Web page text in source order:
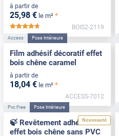
à partir de
25,98 € le m² *
*****
BOIS2-2119
Access Pose Intérieure
Film adhésif décoratif effet
bois chêne caramel
à partir de
18,04 € le m² *
ACCESS-7012
Nouveauté
Pvc Free Pose Intérieure
🍃 Revêtement adhésif
effet bois chêne sans PVC